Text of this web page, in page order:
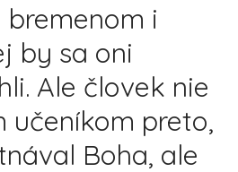
bremenom i
by sa oni
Ale človek nie
učeníkom preto,
Boha, ale